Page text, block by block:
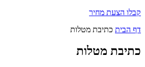
קבלו הצעת מחיר
דף הבית כתיבת מטלות
כתיבת מטלות